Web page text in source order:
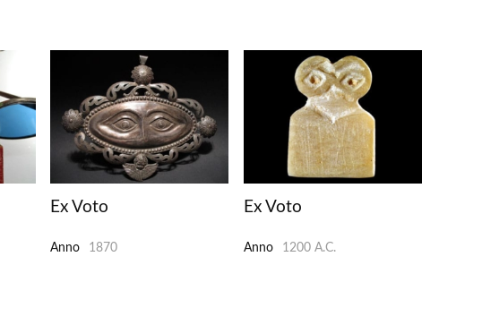
Ex Voto
Anno 1870
Ex Voto
Anno 1200 A.C.